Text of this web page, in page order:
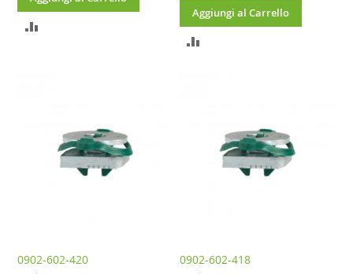
AGGIUNGI
Aggiungi al Carrello
0902-602-420
0902-602-418